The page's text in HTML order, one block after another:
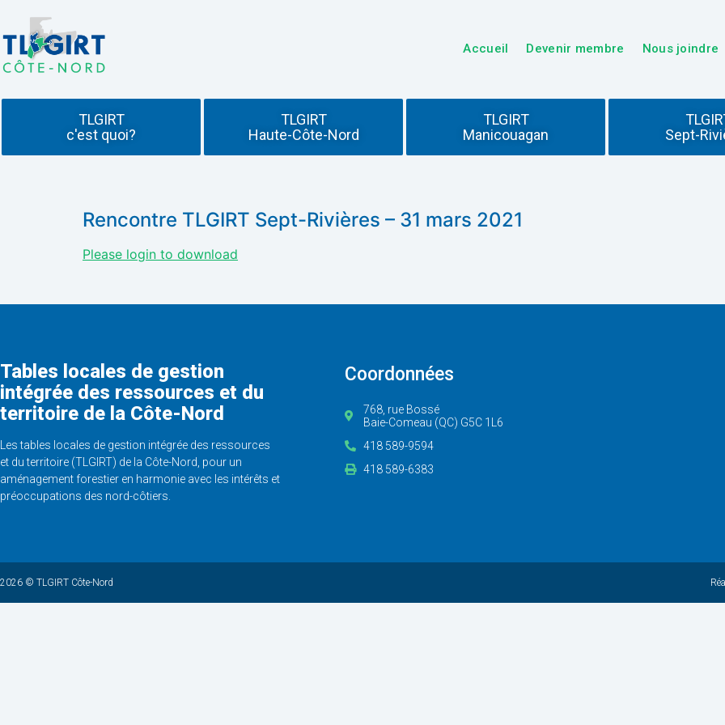
Accueil Devenir membre Nous joindre
TLGIRT
c'est quoi?
TLGIRT
Haute-Côte-Nord
TLGIRT
Manicouagan
Sept-
Rencontre TLGIRT Sept-Rivières – 31 mars 2021
Please login to download
Tables locales de gestion
intégrée des ressources et du
territoire de la Côte-Nord
Les tables locales de gestion intégrée des ressources
et du territoire (TLGIRT) de la Côte-Nord, pour un
aménagement forestier en harmonie avec les intérêts et
préoccupations des nord-côtiers.
Coordonnées
768, rue Bossé
Baie-Comeau (QC) G5C 1L6
418 589-9594
418 589-6383
2026 © TLGIRT Côte-Nord